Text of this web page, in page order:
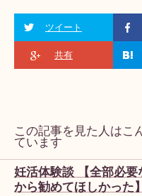
ツイート
共有
この記事を見た人はこ
ています
妊活体験談 【全部必要
から勧めてほしかった】